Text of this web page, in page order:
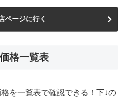
ページに行く
格一覧表
を一覧表で確認できる！下↓の